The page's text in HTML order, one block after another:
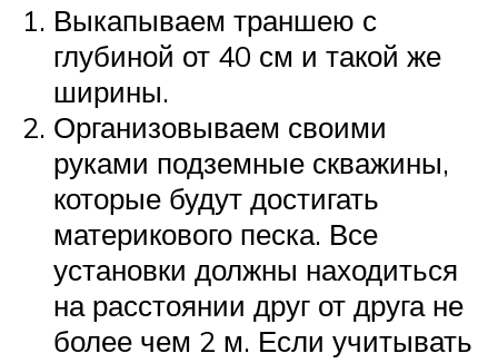
Выкапываем траншею с
глубиной от 40 см и такой же
ширины.
Организовываем своими
руками подземные скважины,
которые будут достигать
материкового песка. Все
установки должны находиться
на расстоянии друг от друга не
более чем 2 м. Если учитывать